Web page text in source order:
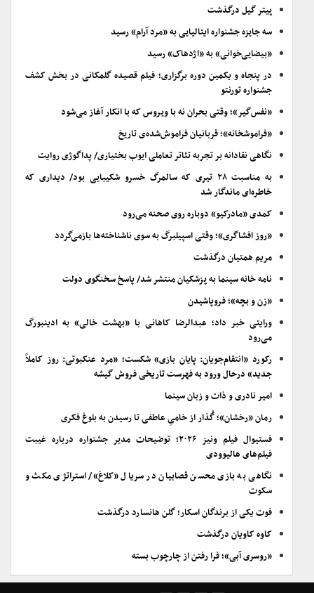
پیتر گیل درگذشت
سه جایزه جشنواره ایتالیایی به «مرد آرام» رسید
«بیضایی‌خوانی» به «اژدهاک» رسید
در پنجاه و یکمین دوره برگزاری؛ فیلم قصیده گلمکانی در بخش کشف
جشنواره تورنتو
«نفس‌گیر»؛ وقتی بحران نه با ویروس که با انکار آغاز می‌شود
«فراموشخانه»؛ قربانیان فراموش‌شده‌ی تاریخ
نگاهی نقادانه بر تجربه تئاتر تعاملی ایوب بختیاری/ پداگوژی روایت
به مناسبت ۲۸ تیری که سالمرگ خسرو شکیبایی بود/ دیداری که
خاطره‌ای ماندگار شد
کمدی «مادرکیو» دوباره روی صحنه می‌رود
«روز افشاگری»؛ وقتی اسپیلبرگ به سوی ناشناخته‌ها بازمی‌گردد
مریم همتیان درگذشت
نامه خانه سینما به پزشکیان منتشر شد/ پاسخ سخنگوی دولت
«زن و بچه»؛ فروپاشیدن
ورایتی خبر داد؛ عبدالرضا کاهانی با «بهشت خالی» به ادینبورگ
می‌رود
رکورد «انتقام‌جویان: پایان بازی» شکست؛ «مرد عنکبوتی: روز کاملاً
جدید» درحال ورود به فهرست تاریخی فروش گیشه
امیر نادری و ذات و زبان سینما
رمان «رخشان»؛ گُذار از خامیِ عاطفی تا رسیدن به بلوغ فکری
فستیوال فیلم ونیز ۲۰۲۶؛ توضیحات مدیر جشنواره درباره غیبت
فیلم‌های هالیوودی
نگاهی به بازی محسن قصابیان در سریال «کلاغ»/ استراتژی مکث و
سکوت
فوت یکی از برندگان اسکار؛ گلن هانسارد درگذشت
کاوه کاویان درگذشت
«روسری آبی»؛ فرا رفتن از چارچوب بسته